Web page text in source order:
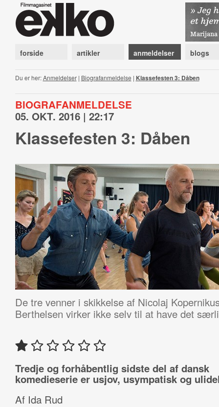
forside artikler anmeldelser blogs
Du er her:Anmeldelser| Biografanmeldelse | Klassefesten 3: Dåben
BIOGRAFANMELDELSE
05. OKT. 2016 | 22:17
Klassefesten 3: Dåben
De tre venner i skikkelse af Nicolaj
Berthelsen virker ikke selv til at have det
Tredje og forhåbentlig sidste del af dansk
komedieserie er usjov, usympatisk og
Af Ida Rud